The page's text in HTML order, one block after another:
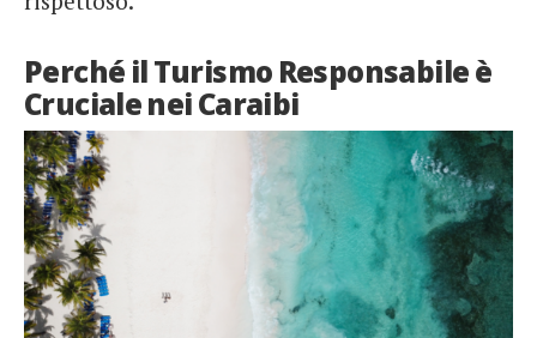
Perché il Turismo Responsabile è
Cruciale nei Caraibi